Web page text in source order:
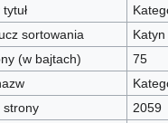
sortowania
Katyn
(w bajtach)
75
strony
2059